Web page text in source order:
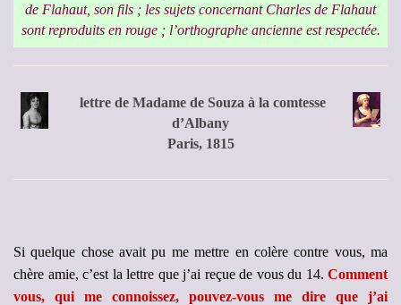
de Flahaut, son fils ; les sujets concernant Charles de Flahaut
sont reproduits en rouge ; l’orthographe ancienne est respectée.
lettre de Madame de Souza à la comtesse
d’Albany
Paris, 1815
Si quelque chose avait pu me mettre en colère contre vous, ma
chère amie, c’est la lettre que j’ai reçue de vous du 14. Comment
vous, qui me connoissez, pouvez-vous me dire que j’ai